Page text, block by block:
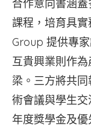
合作意向書涵
課程，培育具
Group 提供專
互貴興業則作
梁。三方將共
術會議與學生交
年度獎學金及優